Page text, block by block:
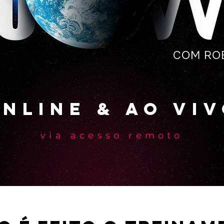
COM
& ao
via acesso remoto